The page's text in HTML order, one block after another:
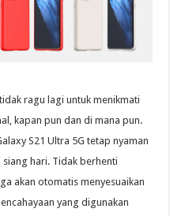
ragu lagi untuk menikmati
kapan pun dan di mana pun.
S21 Ultra 5G tetap nyaman
hari. Tidak berhenti
akan otomatis menyesuaikan
yang digunakan